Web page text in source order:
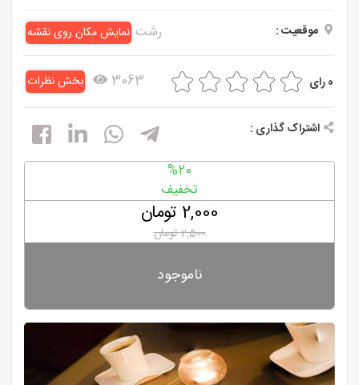
و
و کافی
موقعیت : رشت نمایش مکان روی نقشه
0 رای 3063 بخش نظرات
اشتراک گذاری :
%20
تخفیف
2,000 تومان
2,500 تومان
ناموجود